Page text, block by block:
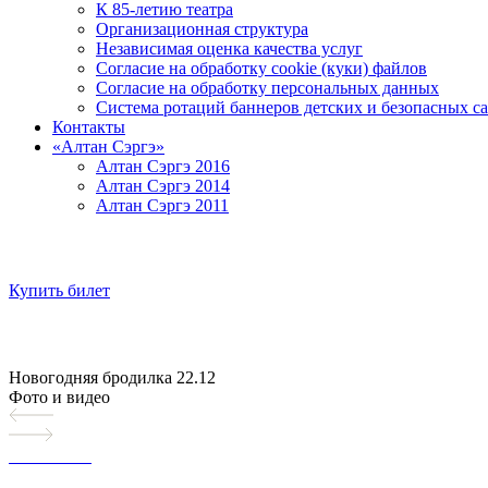
К 85-летию театра
Организационная структура
Независимая оценка качества услуг
Согласие на обработку cookie (куки) файлов
Согласие на обработку персональных данных
Система ротаций баннеров детских и безопасных
Контакты
«Алтан Сэргэ»
Алтан Сэргэ 2016
Алтан Сэргэ 2014
Алтан Сэргэ 2011
Купить билет
Новогодняя бродилка 22.12
Фото и видео